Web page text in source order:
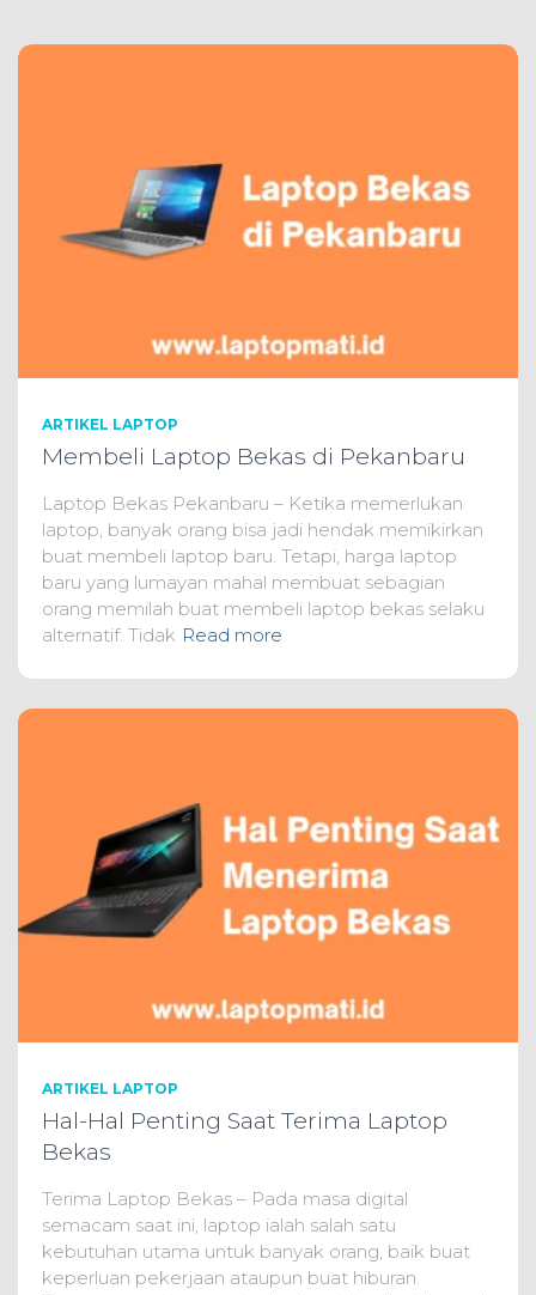
ARTIKEL LAPTOP
Membeli Laptop Bekas di Pekanbaru
Laptop Bekas Pekanbaru – Ketika memerlukan
laptop, banyak orang bisa jadi hendak memikirkan
buat membeli laptop baru. Tetapi, harga laptop
baru yang lumayan mahal membuat sebagian
orang memilah buat membeli laptop bekas selaku
alternatif. Tidak Read more
ARTIKEL LAPTOP
Hal-Hal Penting Saat Terima Laptop
Bekas
Terima Laptop Bekas – Pada masa digital
semacam saat ini, laptop ialah salah satu
kebutuhan utama untuk banyak orang, baik buat
keperluan pekerjaan ataupun buat hiburan.